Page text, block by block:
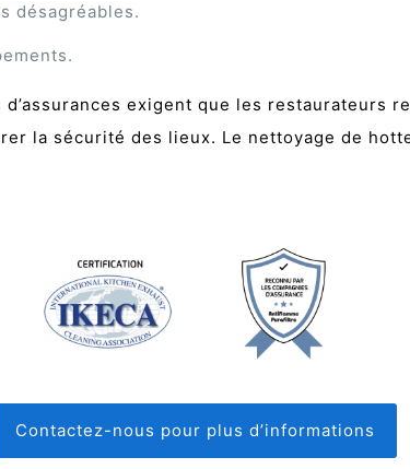
désagréables.
exigent que les restaurateurs
la sécurité des lieux. Le nettoyage de
Contactez-nous pour plus d’informations